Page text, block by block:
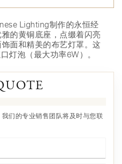
Lighting制作的永恒经
的黄铜底座，点缀着闪亮
面和精美的布艺灯罩。这
灯泡（最大功率6W）。
们的专业销售团队将及时与您联